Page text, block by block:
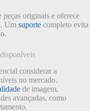
peças originais e oferece
Um suporte completo evita
considerar a
no mercado.
de imagem,
avançadas, como